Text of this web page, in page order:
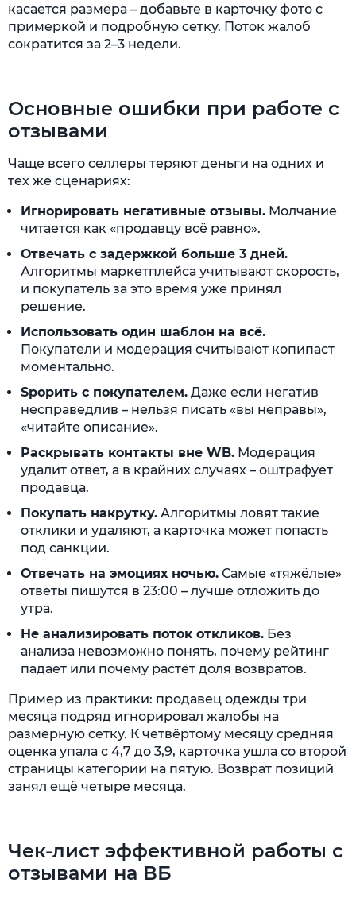
касается размера – добавьте в карточку фото с
примеркой и подробную сетку. Поток жалоб
сократится за 2–3 недели.
Основные ошибки при работе с
отзывами
Чаще всего селлеры теряют деньги на одних и
тех же сценариях:
Игнорировать негативные отзывы. Молчание
читается как «продавцу всё равно».
Отвечать с задержкой больше 3 дней.
Алгоритмы маркетплейса учитывают скорость,
и покупатель за это время уже принял
решение.
Использовать один шаблон на всё.
Покупатели и модерация считывают копипаст
моментально.
Spорить с покупателем. Даже если негатив
несправедлив – нельзя писать «вы неправы»,
«читайте описание».
Раскрывать контакты вне WB. Модерация
удалит ответ, а в крайних случаях – оштрафует
продавца.
Покупать накрутку. Алгоритмы ловят такие
отклики и удаляют, а карточка может попасть
под санкции.
Отвечать на эмоциях ночью. Самые «тяжёлые»
ответы пишутся в 23:00 – лучше отложить до
утра.
Не анализировать поток откликов. Без
анализа невозможно понять, почему рейтинг
падает или почему растёт доля возвратов.
Пример из практики: продавец одежды три
месяца подряд игнорировал жалобы на
размерную сетку. К четвёртому месяцу средняя
оценка упала с 4,7 до 3,9, карточка ушла со второй
страницы категории на пятую. Возврат позиций
занял ещё четыре месяца.
Чек-лист эффективной работы с
отзывами на ВБ